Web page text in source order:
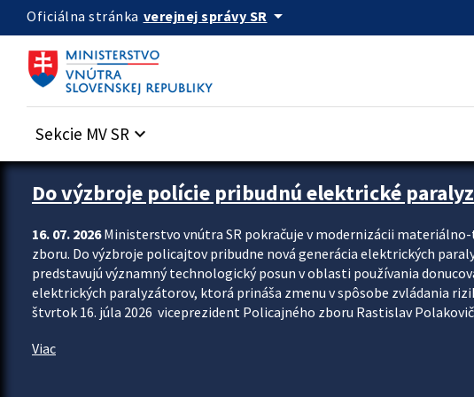
Preskocit na hlavný obsah
Oficiálna stránka verejnej správy SR arrow_drop_down
Sekcie MV SR keyboard_arrow_down
Zastavit automatický posun upútavok
Do výzbroje polície pribudnú elektrické
16. 07. 2026Ministerstvo vnútra SR pokračuje v modernizácii
zboru. Do výzbroje policajtov pribudne nová generácia elektrických
predstavujú významný technologický posun v oblasti používania
elektrických paralyzátorov, ktorá prináša zmenu v spôsobe zvládania
štvrtok 16. júla 2026 viceprezident Policajného zboru Rastislav
Viac